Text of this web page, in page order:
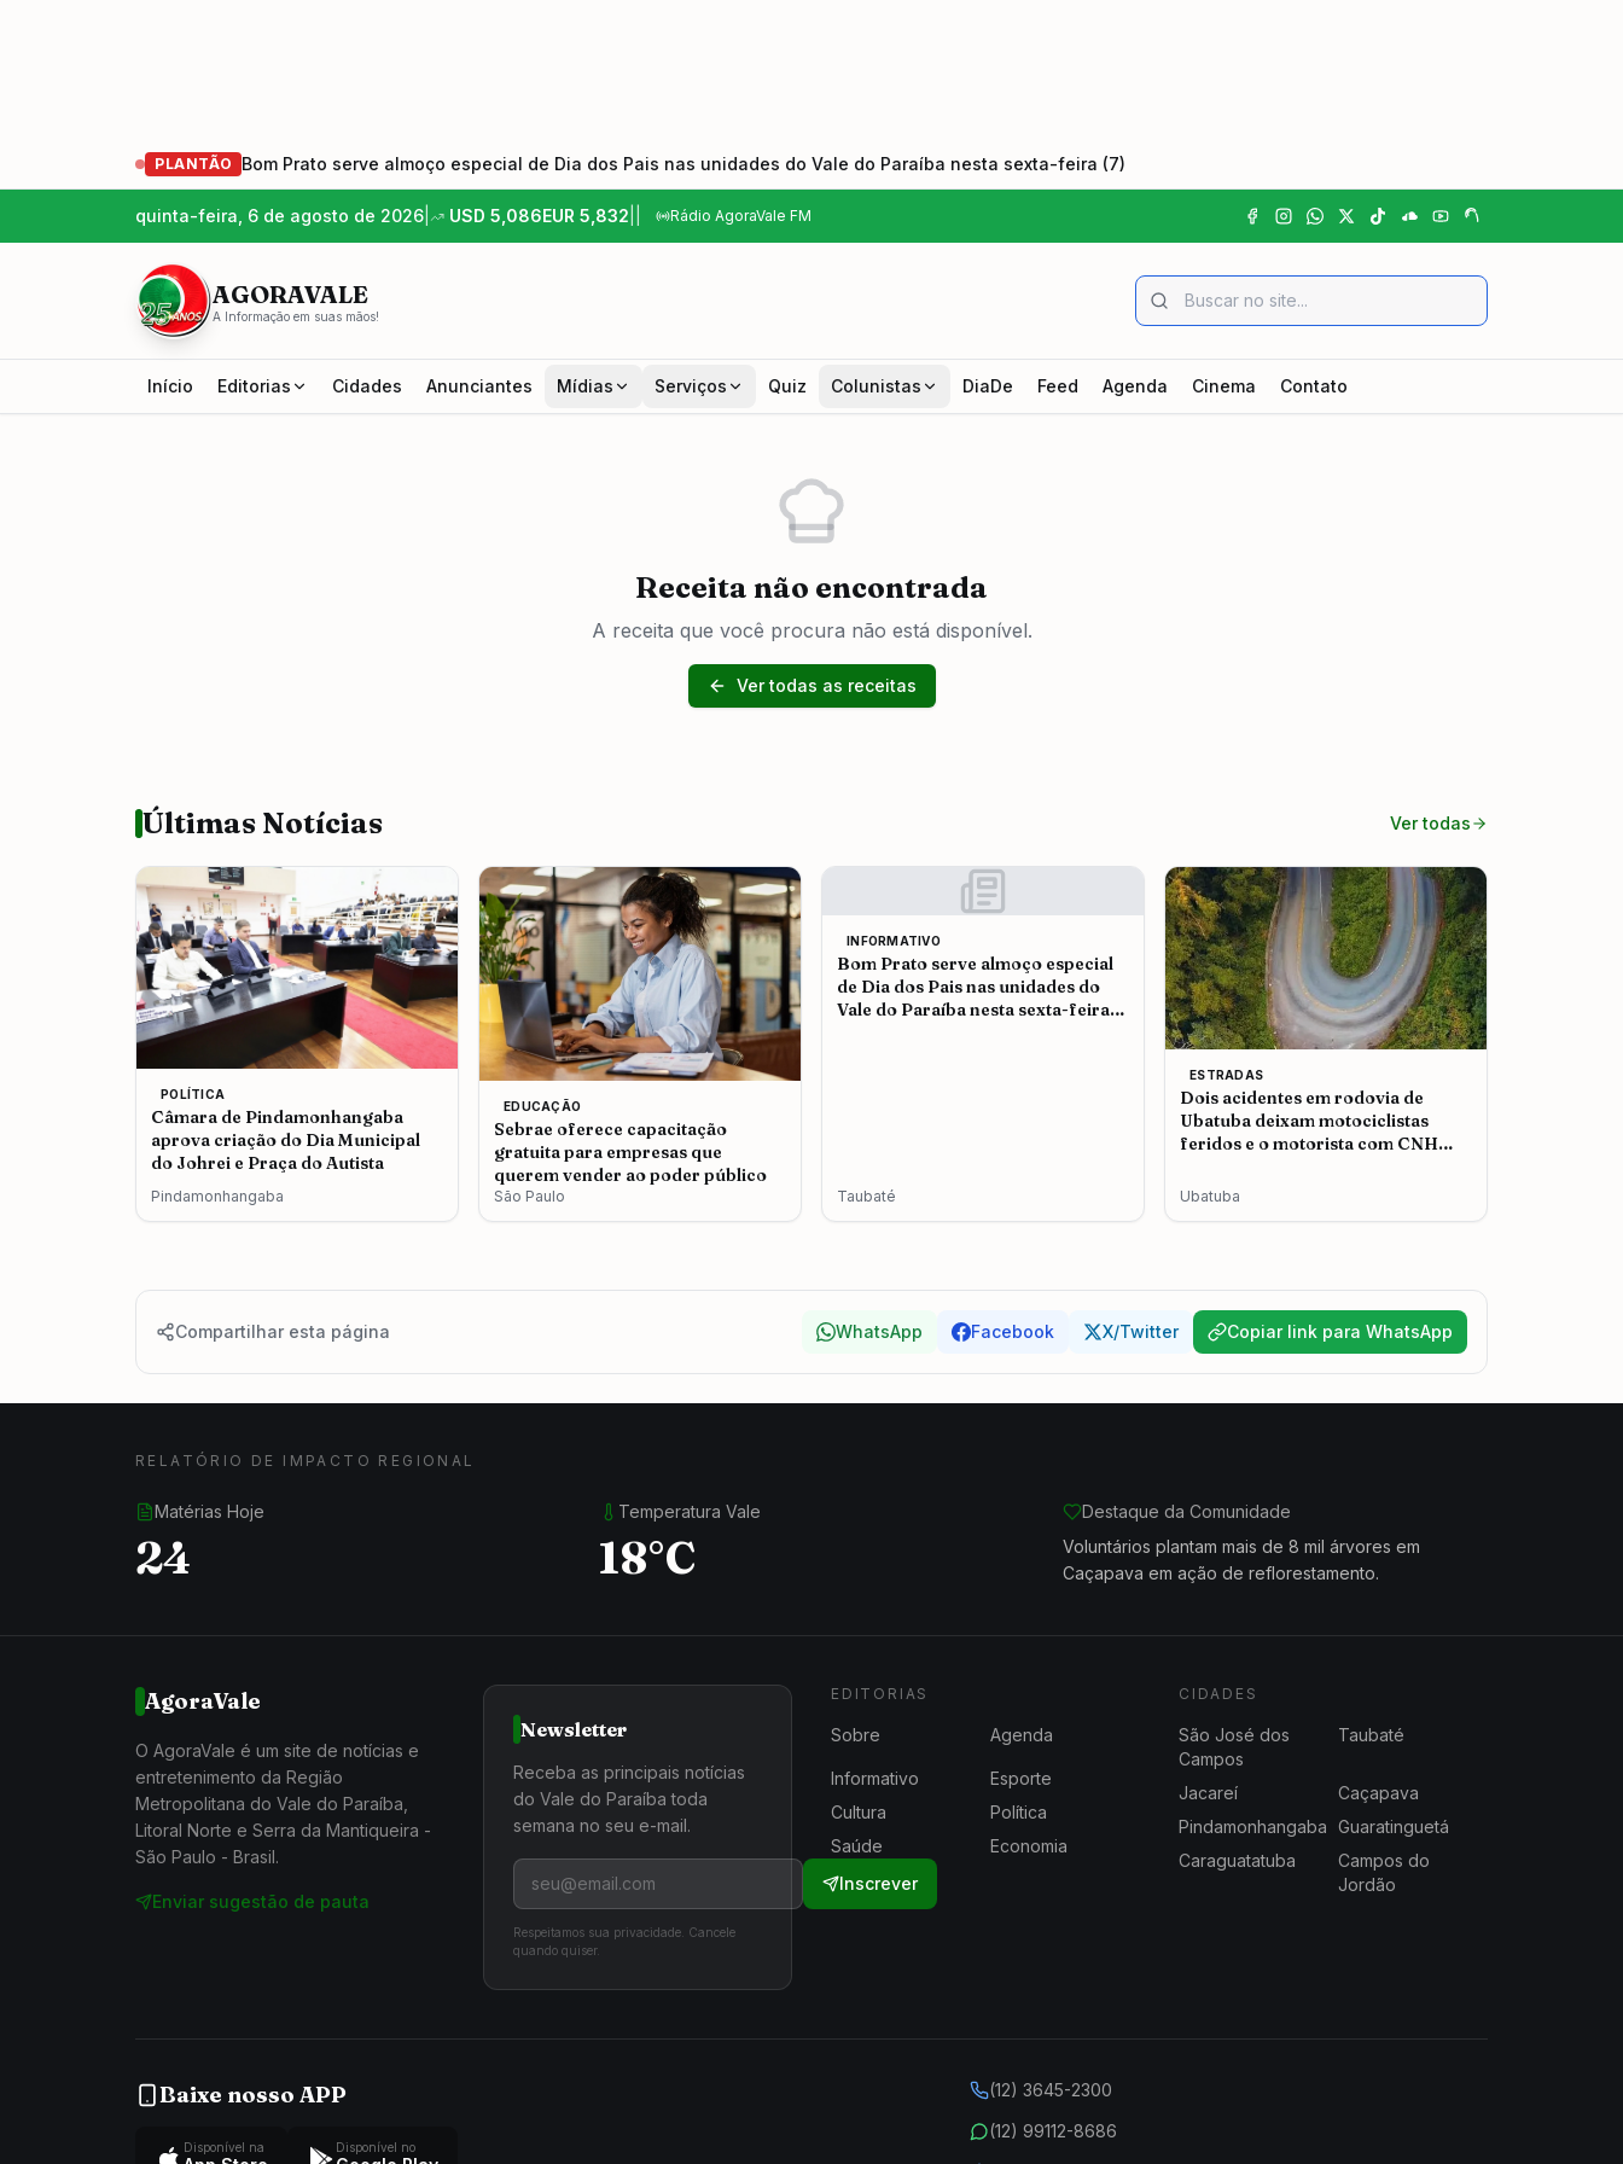
PLANTÃO Bom Prato serve almoço especial de Dia dos Pais nas unidades do Vale do Paraíba nesta sexta-feira (7)
quinta-feira, 6 de agosto de 2026 USD 5,086EUR 5,832 Rádio AgoraVale FM
AGORAVALE
A Informação em suas mãos!
Início Editorias Cidades Anunciantes Mídias Serviços Quiz Colunistas DiaDe Feed Agenda Cinema Contato
Receita não encontrada
A receita que você procura não está disponível.
Ver todas as receitas
Últimas Notícias Ver todas
POLÍTICA
Câmara de Pindamonhangaba
aprova criação do Dia Municipal
do Johrei e Praça do Autista
Pindamonhangaba
EDUCAÇÃO
Sebrae oferece capacitação
gratuita para empresas que
querem vender ao poder público
São Paulo
INFORMATIVO
Bom Prato serve almoço especial
de Dia dos Pais nas unidades do
Vale do Paraíba nesta sexta-feira
Taubaté
ESTRADAS
Dois acidentes em rodovia de
Ubatuba deixam motociclistas
feridos e o motorista com CNH
Ubatuba
Compartilhar esta página WhatsApp Facebook X/Twitter Copiar link para WhatsApp
RELATÓRIO DE IMPACTO REGIONAL
Matérias Hoje
24
Temperatura Vale
18°C
Destaque da Comunidade
Voluntários plantam mais de 8 mil árvores em
Caçapava em ação de reflorestamento.
AgoraVale
O AgoraVale é um site de notícias e
entretenimento da Região
Metropolitana do Vale do Paraíba,
Litoral Norte e Serra da Mantiqueira -
São Paulo - Brasil.
Enviar sugestão de pauta
Newsletter
Receba as principais notícias
do Vale do Paraíba toda
semana no seu e-mail.
Inscrever
Respeitamos sua privacidade. Cancele
quando quiser.
EDITORIAS
Sobre Agenda
Informativo
Esporte
Cultura
Política
Saúde
Economia
CIDADES
São José dos
Campos
Taubaté
Jacareí
Caçapava
Pindamonhangaba Guaratinguetá
Caraguatatuba
Campos do
Jordão
Baixe nosso APP
Disponível na Disponível no
(12) 3645-2300
(12) 99112-8686